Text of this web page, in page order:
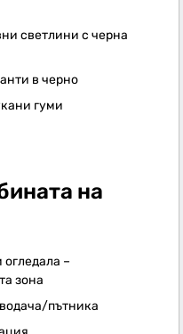
светлини с черна
в черно
гуми
на
–
зона
пътника